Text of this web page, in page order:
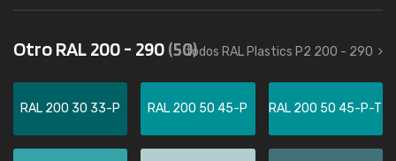
Otro RAL 200 - 290(50)todos RAL Plastics P2 200 - 290
RAL 200 30 33-P RAL 200 50 45-P RAL 200 50 45-P-T